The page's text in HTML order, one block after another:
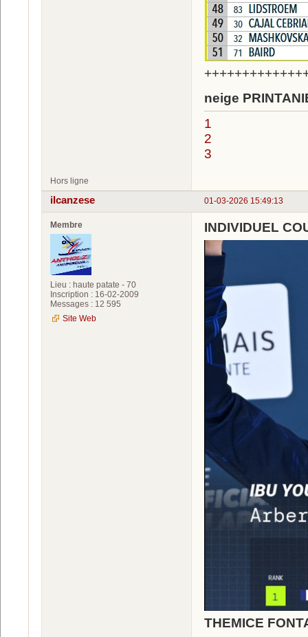
neige
1
2
3
Hors ligne
01-03-2026 15:49:13
ilcanzese
Membre
Lieu : haute patate - 70
Inscription : 16-02-2009
Messages : 12 595
Site Web
INDIVIDUEL
THEMICE